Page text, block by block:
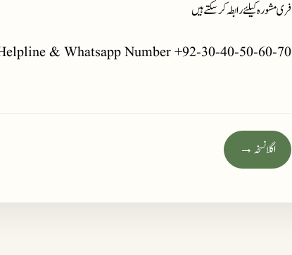
فری مشورہ کیلئے رابطہ کر سکتے ہیں
& Whatsapp Number +92-30-40-50-60-70
اگلا نسخہ →